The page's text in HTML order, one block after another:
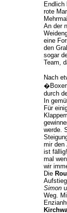
rote
An der
eine
den
sogar
Team,
Nach
durch
In
Für
werde.
mir den
ist
mal
wir
Die
Simon
Weg.